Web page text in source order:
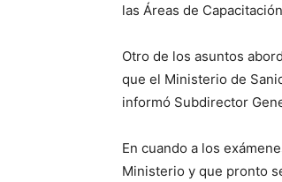
las Áreas de
Otro de los asuntos
que el Ministerio de
informó Subdirector
En cuando a los
Ministerio y que pronto